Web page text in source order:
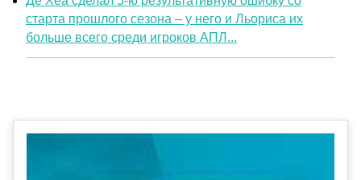
старта прошлого сезона – у него и Льориса их
больше всего среди игроков АПЛ...